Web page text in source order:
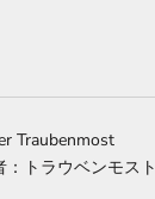
Traubenmost
トラウベンモスト